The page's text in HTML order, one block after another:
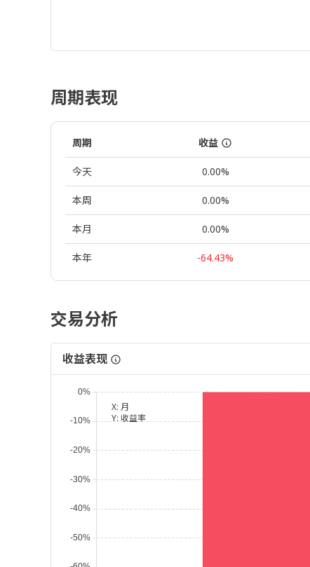
周期表现
周期 收益
今天 0.00%
本周 0.00%
本月 0.00%
本年 -64.43%
交易分析
收益表现
X: 月
Y: 收益率